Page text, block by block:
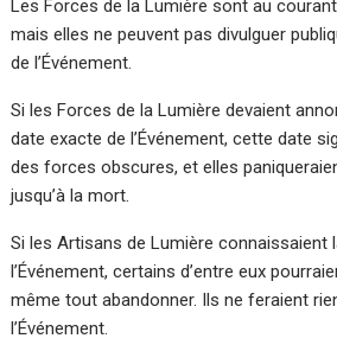
Les Forces de la Lumière sont au
mais elles ne peuvent pas divulguer
de l’Événement.
Si les Forces de la Lumière devaient
date exacte de l’Événement, cette date
des forces obscures, et elles
jusqu’à la mort.
Si les Artisans de Lumière connaissaient
l’Événement, certains d’entre eux
même tout abandonner. Ils ne feraient
l’Événement.